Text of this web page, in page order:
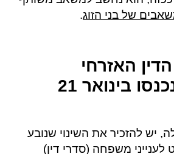
של בני הזוג.
האזרחי
החדשות שנכנסו בינואר 21
יש להזכיר את השינוי שנובע
משפחה (סדרי דין)